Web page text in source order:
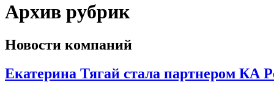
Архив рубрик
Новости компаний
Екатерина Тягай стала партнером КА